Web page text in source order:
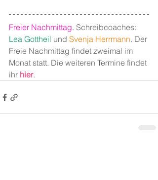
Freier Nachmittag. Schreibcoaches:
Lea Gottheil und Svenja Herrmann. Der
Freie Nachmittag findet zweimal im
Monat statt. Die weiteren Termine findet
ihr hier.